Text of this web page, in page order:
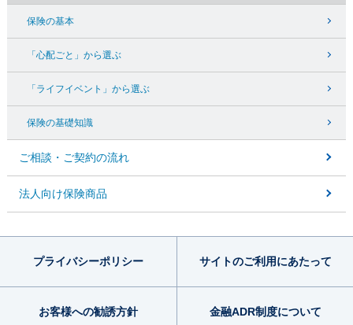
保険の基本
「心配ごと」から選ぶ
「ライフイベント」から選ぶ
保険の基礎知識
ご相談・ご契約の流れ
法人向け保険商品
プライバシーポリシー サイトのご利用にあたって
お客様への勧誘方針 金融ADR制度について